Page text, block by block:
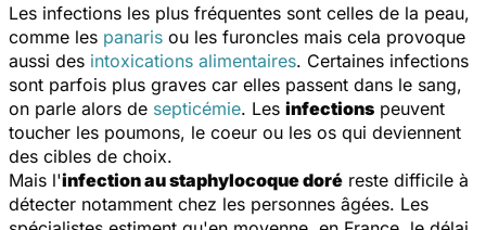
Les infections les plus fréquentes sont celles de la peau,
comme les panaris ou les furoncles mais cela provoque
aussi des intoxications alimentaires. Certaines infections
sont parfois plus graves car elles passent dans le sang,
on parle alors de septicémie. Les infections peuvent
toucher les poumons, le coeur ou les os qui deviennent
des cibles de choix.
Mais l'infection au staphylocoque doré reste difficile à
détecter notamment chez les personnes âgées. Les